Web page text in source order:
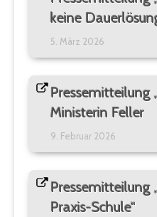
keine
5. März 2026
Pressemitteilung
Ministerin Feller
9. Februar 2026
Pressemitteilung
Praxis-Schule“